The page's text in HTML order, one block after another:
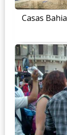
Casas